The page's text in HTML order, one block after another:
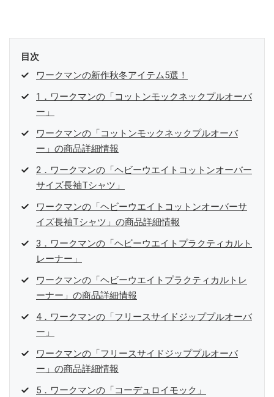
目次
ワークマンの新作秋冬アイテム5選！
1．ワークマンの「コットンモックネックプルオーバ
ー」
ワークマンの「コットンモックネックプルオーバ
ー」の商品詳細情報
2．ワークマンの「ヘビーウエイトコットンオーバー
サイズ長袖Tシャツ」
ワークマンの「ヘビーウエイトコットンオーバーサ
イズ長袖Tシャツ」の商品詳細情報
3．ワークマンの「ヘビーウエイトプラクティカルト
レーナー」
ワークマンの「ヘビーウエイトプラクティカルトレ
ーナー」の商品詳細情報
4．ワークマンの「フリースサイドジッププルオーバ
ー」
ワークマンの「フリースサイドジッププルオーバ
ー」の商品詳細情報
5．ワークマンの「コーデュロイモック」